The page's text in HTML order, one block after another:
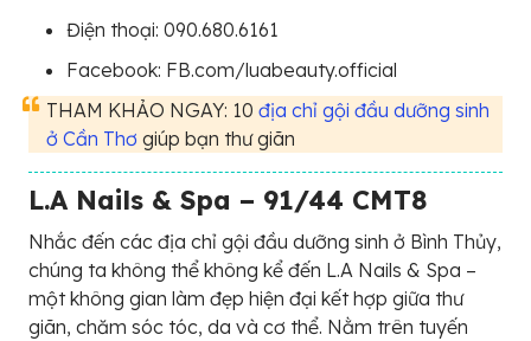
Điện thoại: 090.680.6161
Facebook: FB.com/luabeauty.official
THAM KHẢO NGAY: 10 địa chỉ gội đầu dưỡng sinh
ở Cần Thơ giúp bạn thư giãn
L.A Nails & Spa – 91/44 CMT8
Nhắc đến các địa chỉ gội đầu dưỡng sinh ở Bình Thủy,
chúng ta không thể không kể đến L.A Nails & Spa –
một không gian làm đẹp hiện đại kết hợp giữa thư
giãn, chăm sóc tóc, da và cơ thể. Nằm trên tuyến